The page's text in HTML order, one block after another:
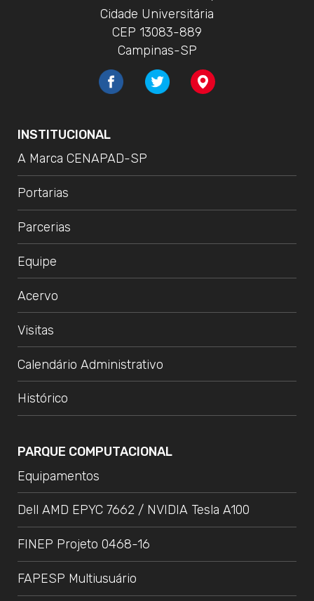
Cidade Universitária
CEP 13083-889
Campinas-SP
INSTITUCIONAL
A Marca CENAPAD-SP
Portarias
Parcerias
Equipe
Acervo
Visitas
Calendário Administrativo
Histórico
PARQUE COMPUTACIONAL
Equipamentos
Dell AMD EPYC 7662 / NVIDIA Tesla A100
FINEP Projeto 0468-16
FAPESP Multiusuário